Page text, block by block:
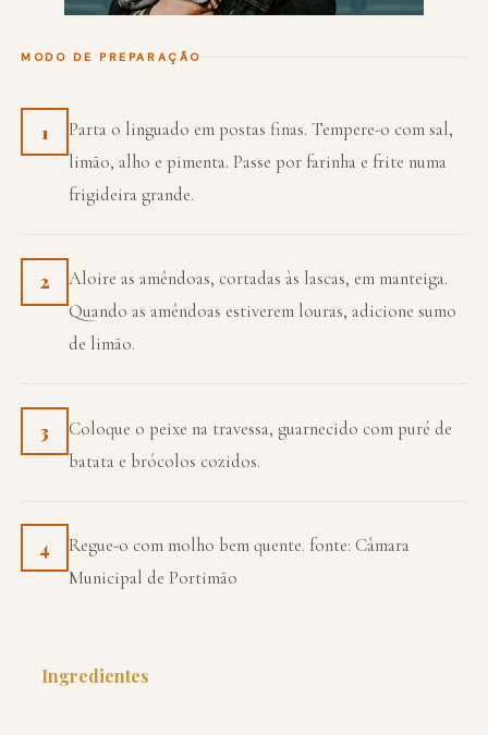
MODO DE PREPARAÇÃO
1
Parta o linguado em postas finas. Tempere-o com sal,
limão, alho e pimenta. Passe por farinha e frite numa
frigideira grande.
2
Aloire as amêndoas, cortadas às lascas, em manteiga.
Quando as amêndoas estiverem louras, adicione sumo
de limão.
3
Coloque o peixe na travessa, guarnecido com puré de
batata e brócolos cozidos.
4
Regue-o com molho bem quente. fonte: Câmara
Municipal de Portimão
Ingredientes